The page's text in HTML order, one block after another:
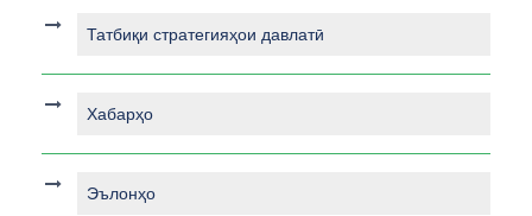
Татбиқи стратегияҳои давлатӣ
Хабарҳо
Эълонҳо